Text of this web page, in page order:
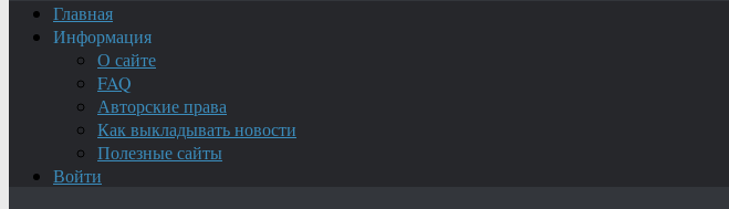
Главная
Информация
О сайте
FAQ
Авторские права
Как выкладывать новости
Полезные сайты
Войти